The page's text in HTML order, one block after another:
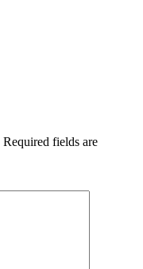
Required fields are